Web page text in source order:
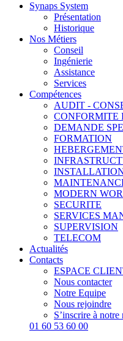
Synaps System
Présentation
Historique
Nos Métiers
Conseil
Ingénierie
Assistance
Services
Compétences
AUDIT -
CONFORMITE
DEMANDE
FORMATION
MODERN
SECURITE
SERVICES
SUPERVISION
TELECOM
Actualités
Contacts
ESPACE
Nous contacter
Notre Equipe
Nous rejoindre
S’inscrire à notre
01 60 53 60 00